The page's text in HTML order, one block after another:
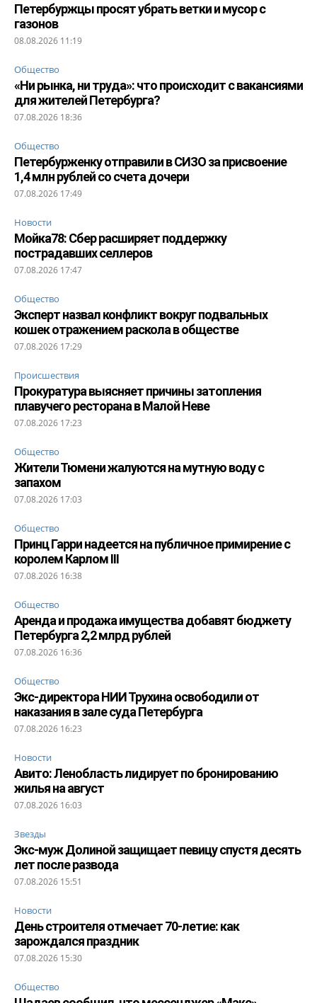
Петербуржцы просят убрать ветки и мусор с
газонов
08.08.2026 11:19
Общество
«Ни рынка, ни труда»: что происходит с вакансиями
для жителей Петербурга?
07.08.2026 18:36
Общество
Петербурженку отправили в СИЗО за присвоение
1,4 млн рублей со счета дочери
07.08.2026 17:49
Новости
Мойка78: Сбер расширяет поддержку
пострадавших селлеров
07.08.2026 17:47
Общество
Эксперт назвал конфликт вокруг подвальных
кошек отражением раскола в обществе
07.08.2026 17:29
Происшествия
Прокуратура выясняет причины затопления
плавучего ресторана в Малой Неве
07.08.2026 17:23
Общество
Жители Тюмени жалуются на мутную воду с
запахом
07.08.2026 17:03
Общество
Принц Гарри надеется на публичное примирение с
королем Карлом III
07.08.2026 16:38
Общество
Аренда и продажа имущества добавят бюджету
Петербурга 2,2 млрд рублей
07.08.2026 16:36
Общество
Экс-директора НИИ Трухина освободили от
наказания в зале суда Петербурга
07.08.2026 16:23
Новости
Авито: Ленобласть лидирует по бронированию
жилья на август
07.08.2026 16:03
Звезды
Экс-муж Долиной защищает певицу спустя десять
лет после развода
07.08.2026 15:51
Новости
День строителя отмечает 70-летие: как
зарождался праздник
07.08.2026 15:30
Общество